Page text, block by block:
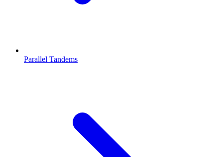
Parallel Tandems